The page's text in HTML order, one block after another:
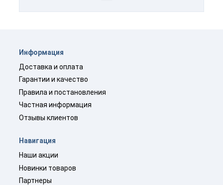
Информация
Доставка и оплата
Гарантии и качество
Правила и постановления
Частная информация
Отзывы клиентов
Навигация
Наши акции
Новинки товаров
Партнеры